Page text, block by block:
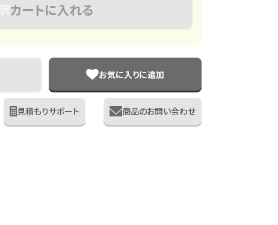
カートに入れる
お気に入りに追加
見積もりサポート 商品のお問い合わせ